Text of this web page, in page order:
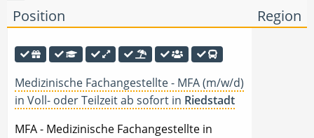
Position Region
Medizinische Fachangestellte - MFA (m/w/d)
in Voll- oder Teilzeit ab sofort in Riedstadt
MFA - Medizinische Fachangestellte in